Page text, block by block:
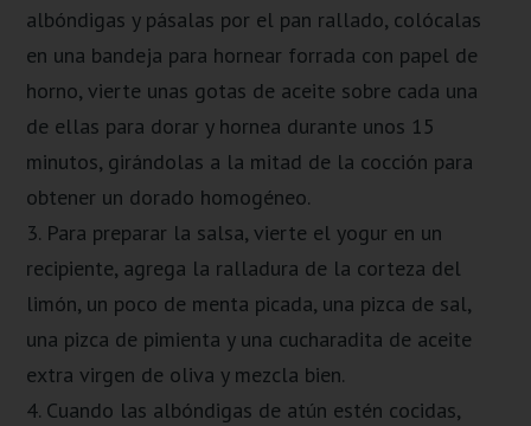
albóndigas y pásalas por el pan rallado, colócalas
en una bandeja para hornear forrada con papel de
horno, vierte unas gotas de aceite sobre cada una
de ellas para dorar y hornea durante unos 15
minutos, girándolas a la mitad de la cocción para
obtener un dorado homogéneo.
3. Para preparar la salsa, vierte el yogur en un
recipiente, agrega la ralladura de la corteza del
limón, un poco de menta picada, una pizca de sal,
una pizca de pimienta y una cucharadita de aceite
extra virgen de oliva y mezcla bien.
4. Cuando las albóndigas de atún estén cocidas,